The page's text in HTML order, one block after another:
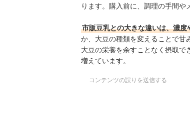
ります。購入前に、調理の手間や
市販豆乳との大きな違いは、濃
か、大豆の種類を変えることで甘
大豆の栄養を余すことなく摂取で
増えています。
コンテンツの誤りを送信する